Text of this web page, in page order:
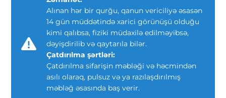
Alınan hər bir qurğu, qanun vericiliyə əsasən
14 gün müddətində xarici görünüşü olduğu
kimi qalıbsa, fiziki müdaxilə edilməyibsə,
dəyişdirilib və qaytarıla bilər.
Çatdırılma şərtləri:
Çatdırılma sifarişin məbləği və həcmindən
asılı olaraq, pulsuz və ya razılaşdırılmış
məbləğ əsasında baş verir.